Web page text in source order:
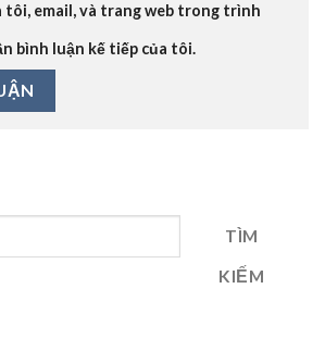
tôi, email, và trang web trong trình
bình luận kế tiếp của tôi.
TÌM
KIẾM